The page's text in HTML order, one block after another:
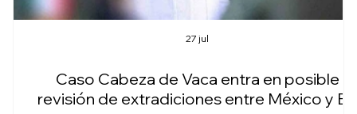
Caso Cabeza de Vaca entra en posible
revisión de extradiciones entre México y EU
27 jul